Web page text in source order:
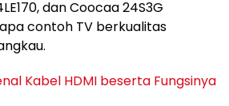
dan Coocaa 24S3G
contoh TV berkualitas
Kabel HDMI beserta Fungsinya